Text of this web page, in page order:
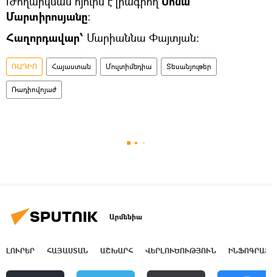
Մարտիրոսյանը։
Հաղորդավար՝ Մարիաննա Փայտյան:
ՌԱԴԻՈ Հայաստան Մուլտիմեդիա Տեսանյութեր
Ռադիովոյաժ
Արմենիա
ԼՈՒՐԵՐ ՀԱՅԱՍՏԱՆ ԱՇԽԱՐՀ ՎԵՐԼՈՒԾՈՒԹՅՈՒՆ